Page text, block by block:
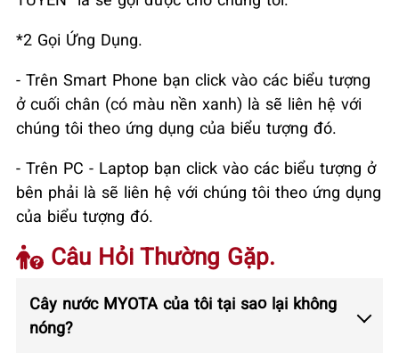
*2 Gọi Ứng Dụng.
- Trên Smart Phone bạn click vào các biểu tượng
ở cuối chân (có màu nền xanh) là sẽ liên hệ với
chúng tôi theo ứng dụng của biểu tượng đó.
- Trên PC - Laptop bạn click vào các biểu tượng ở
bên phải là sẽ liên hệ với chúng tôi theo ứng dụng
của biểu tượng đó.
Câu Hỏi Thường Gặp.
Cây nước MYOTA của tôi tại sao lại không
nóng?